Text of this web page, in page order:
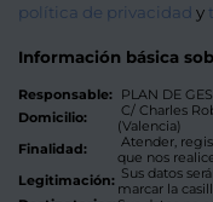
política de privacidad y
Información básica
Responsable: PLAN DE
Domicilio:
C/ Charles
(Valencia)
Finalidad:
Atender,
que nos
Legitimación: Sus datos
marcar la